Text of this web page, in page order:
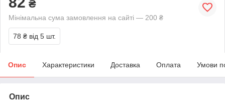
₴
Мінімальна сума замовлення на сайті — 200 ₴
78 ₴ від 5 шт.
Опис Характеристики Доставка Оплата Умови
Опис